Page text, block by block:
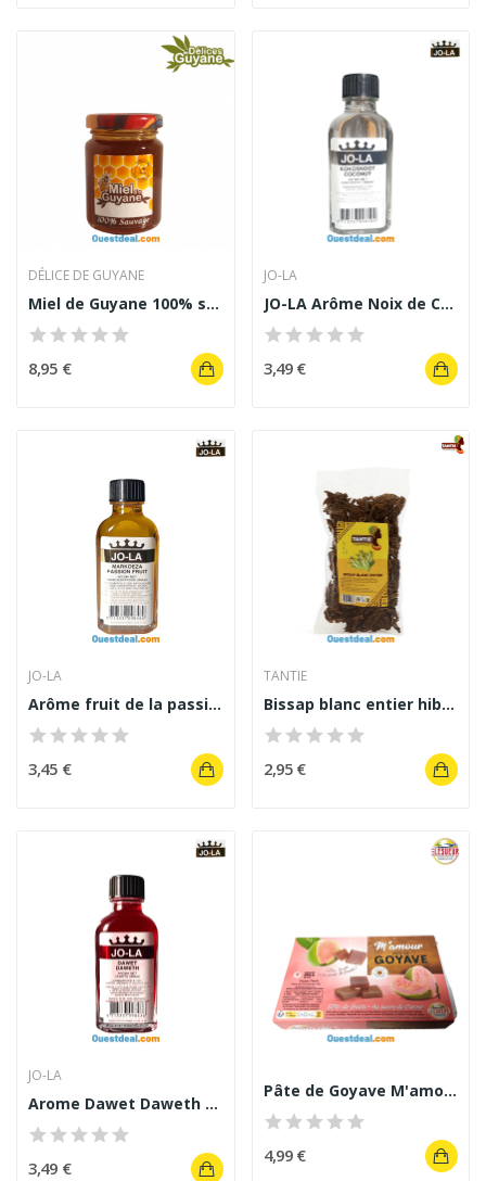
DÉLICE DE GUYANE
Miel de Guyane 100% sauvage 125g
8,95 €
JO-LA
JO-LA Arôme Noix de Coco 50 ml
3,49 €
JO-LA
Arôme fruit de la passion Jo-La Marakoeza 50 ml
3,45 €
TANTIE
Bissap blanc entier hibiscus séché Tantie 100 g
2,95 €
JO-LA
Arome Dawet Daweth JO-LA 50 ml
3,49 €
Pâte de Goyave M'amour – Lesueur 350 g
4,99 €